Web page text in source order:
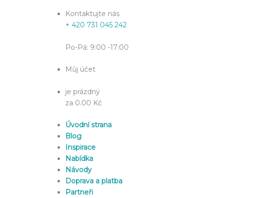
Kontaktujte nás
+ 420 731 045 242
Po-Pá: 9:00 -17:00
Můj účet
je prázdný
za 0.00 Kč
Úvodní strana
Blog
Inspirace
Nabídka
Návody
Doprava a platba
Partneři